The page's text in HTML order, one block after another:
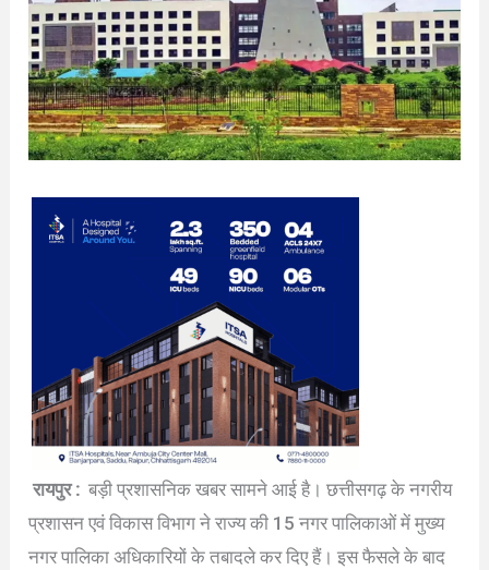
रायपुर :बड़ी प्रशासनिक खबर सामने आई है। छत्तीसगढ़ के नगरीय
प्रशासन एवं विकास विभाग ने राज्य की 15 नगर पालिकाओं में मुख्य
नगर पालिका अधिकारियों के तबादले कर दिए हैं। इस फैसले के बाद